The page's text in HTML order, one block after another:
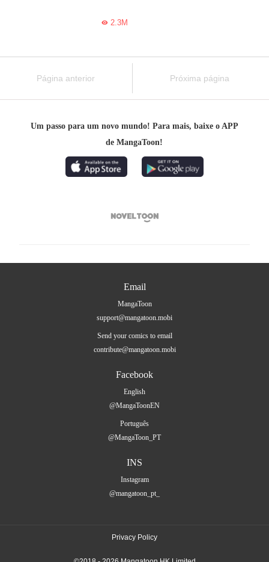
2.3M
Página anterior Próxima página
Um passo para um novo mundo! Para mais, baixe o APP
de MangaToon!

Email
MangaToon
support@mangatoon.mobi
Send your comics to email
contribute@mangatoon.mobi
Facebook
English
@MangaToonEN
Português
@MangaToon_PT
INS
Instagram
@mangatoon_pt_
Privacy Policy